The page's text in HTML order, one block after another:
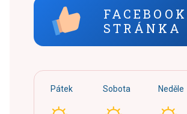
FACEBOOK
STRÁNKA
Pátek Sobota Neděle